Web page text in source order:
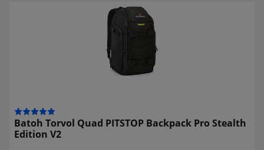
Batoh Torvol Quad PITSTOP Backpack Pro Stealth
Edition V2